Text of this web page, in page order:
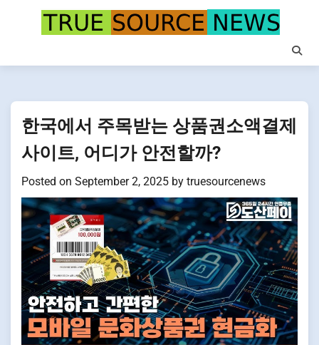
한국에서 주목받는 상품권소액결제
사이트, 어디가 안전할까?
Posted on September 2, 2025 by truesourcenews